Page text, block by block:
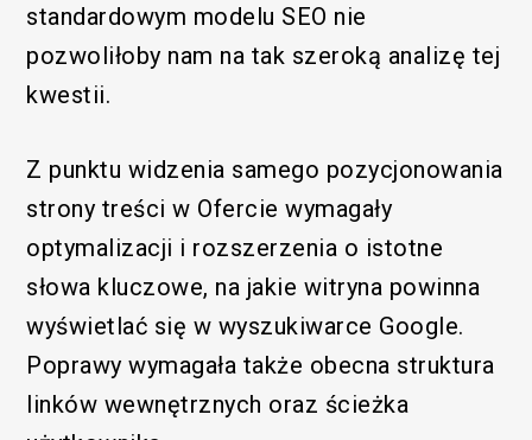
standardowym modelu SEO nie
pozwoliłoby nam na tak szeroką analizę tej
kwestii.
Z punktu widzenia samego pozycjonowania
strony treści w Ofercie wymagały
optymalizacji i rozszerzenia o istotne
słowa kluczowe, na jakie witryna powinna
wyświetlać się w wyszukiwarce Google.
Poprawy wymagała także obecna struktura
linków wewnętrznych oraz ścieżka